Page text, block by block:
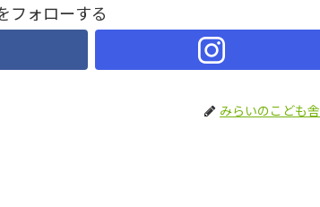
フォローする
みらいのこども舎